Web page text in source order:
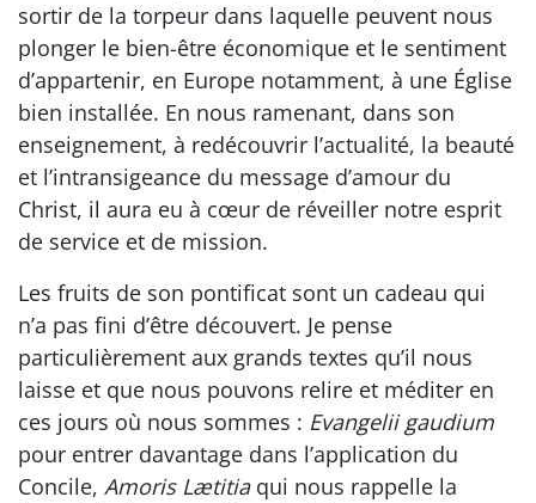
sortir de la torpeur dans laquelle peuvent nous
plonger le bien-être économique et le sentiment
d’appartenir, en Europe notamment, à une Église
bien installée. En nous ramenant, dans son
enseignement, à redécouvrir l’actualité, la beauté
et l’intransigeance du message d’amour du
Christ, il aura eu à cœur de réveiller notre esprit
de service et de mission.
Les fruits de son pontificat sont un cadeau qui
n’a pas fini d’être découvert. Je pense
particulièrement aux grands textes qu’il nous
laisse et que nous pouvons relire et méditer en
ces jours où nous sommes : Evangelii gaudium
pour entrer davantage dans l’application du
Concile, Amoris Lætitiaqui nous rappelle la